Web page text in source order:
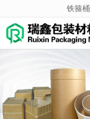
铁箍桶